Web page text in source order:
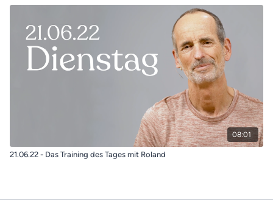
08:01
21.06.22 - Das Training des Tages mit Roland